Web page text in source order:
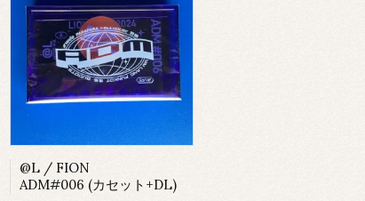
@L / FION
ADM#006 (カセット+DL)